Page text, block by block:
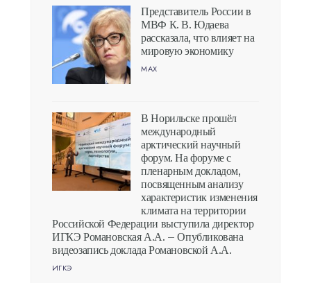
Представитель России в
МВФ К. В. Юдаева
рассказала, что влияет на
мировую экономику
MAX
В Норильске прошёл
международный
арктический научный
форум. На форуме с
пленарным докладом,
посвященным анализу
характеристик изменения
климата на территории
Российской Федерации выступила директор
ИГКЭ Романовская А.А. – Опубликована
видеозапись доклада Романовской А.А.
ИГКЭ